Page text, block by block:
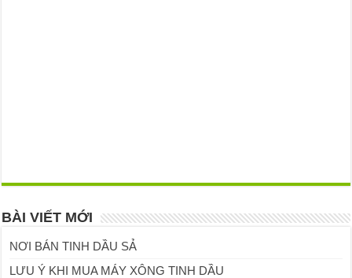
BÀI VIẾT MỚI
NƠI BÁN TINH DẦU SẢ
LƯU Ý KHI MUA MÁY XÔNG TINH DẦU